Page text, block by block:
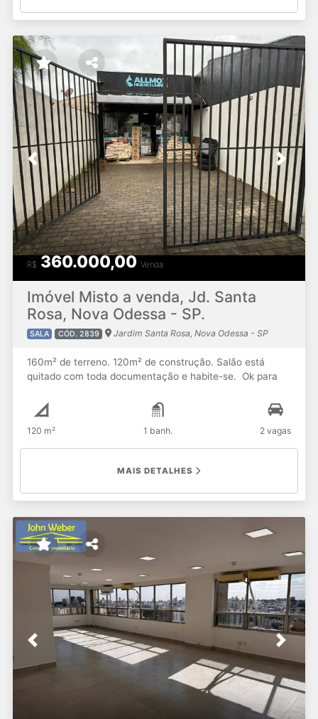
Imóvel Misto a venda, Jd. Santa
Rosa, Nova Odessa - SP.
SALA CÓD. 2839 Jardim Santa Rosa, Nova Odessa - SP
Previous Next
R$360.000,00Venda
160m² de terreno. 120m² de construção. Salão está
quitado com toda documentação e habite-se. Ok para
120 m² 1 banh. 2 vagas
MAIS DETALHES
Previous Next